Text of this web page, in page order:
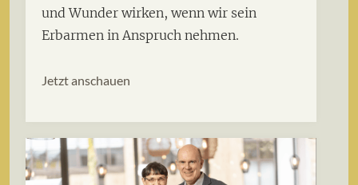
und Wunder wirken, wenn wir sein
Erbarmen in Anspruch nehmen.
Jetzt anschauen